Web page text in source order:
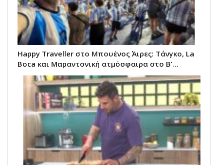
Happy Traveller στο Μπουένος Άιρες: Τάνγκο, La
Boca και Μαραντονική ατμόσφαιρα στο Β’…